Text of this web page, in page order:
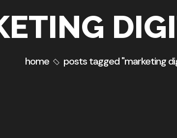
home posts tagged "marketing